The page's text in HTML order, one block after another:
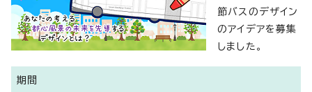
節バスのデザイン
のアイデアを募集
しました。
期間